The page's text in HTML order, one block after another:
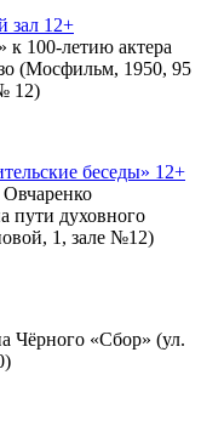
зал 12+
100-летию актера
(Мосфильм, 1950, 95
12)
беседы» 12+
пути духовного
1, зале №12)
Чёрного «Сбор» (ул.